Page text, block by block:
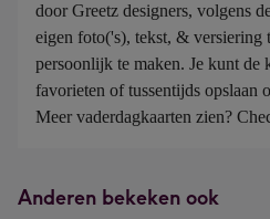
door Greetz designers, volgens
eigen foto('s), tekst, & versiering
persoonlijk te maken. Je kunt de
favorieten of tussentijds opslaan
Meer vaderdagkaarten zien?
Anderen bekeken ook